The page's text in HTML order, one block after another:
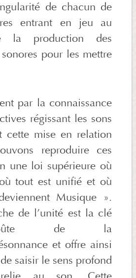
de chacun de
entrant en jeu au
la production des
pour les mettre
par la connaissance
régissant les sons
cette mise en relation
reproduire ces
une loi supérieure où
tout est unifié et où
Musique ».
de l’unité est la clé
de la
et offre ainsi
saisir le sens profond